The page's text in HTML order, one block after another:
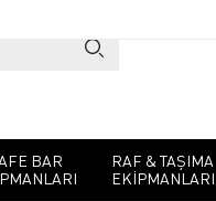
BAR
RAF & TAŞIMA
EKIPMANLARI